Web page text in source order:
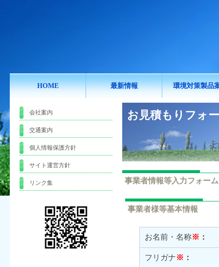
HOME 最新情報 環境対策製品
会社案内
交通案内
個人情報保護方針
サイト運営方針
リンク集
お見積もりフォ
事業者情報等入力フォーム
事業者様等基本情報
お名前・名称※ ：
フリガナ※ ：